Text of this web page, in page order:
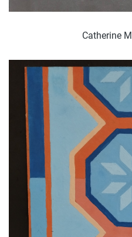
Catherine